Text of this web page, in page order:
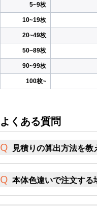
5~9枚
10~19枚
20~49枚
50~89枚
90~99枚
100枚~
よくある質問
見積りの算出方法を教
本体色違いで注文す